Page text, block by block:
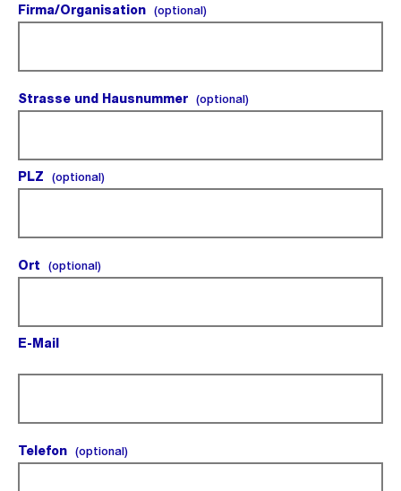
Firma/Organisation (optional)(optional).
Strasse und Hausnummer (optional)(optional).
PLZ (optional)(optional).
Ort (optional)(optional).
E-Mail
Telefon (optional)(optional).